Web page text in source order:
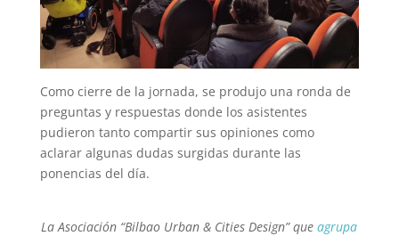
Como cierre de la jornada, se produjo una ronda de
preguntas y respuestas donde los asistentes
pudieron tanto compartir sus opiniones como
aclarar algunas dudas surgidas durante las
ponencias del día.
La Asociación “Bilbao Urban & Cities Design” queagrupa